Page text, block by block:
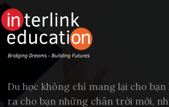
Du học không chỉ mang lại cho
ra cho bạn những chân trời mới,